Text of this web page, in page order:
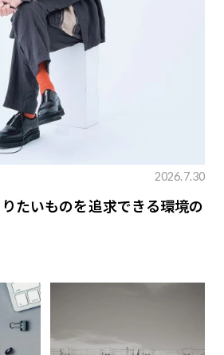
2026.7.30
りたいものを追求できる環境の